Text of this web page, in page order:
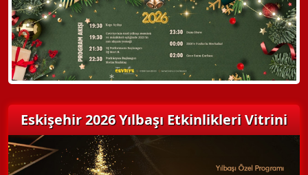
Detaylı Bilgi Alın
Eskişehir 2026 Yılbaşı Etkinlikleri Vitrini